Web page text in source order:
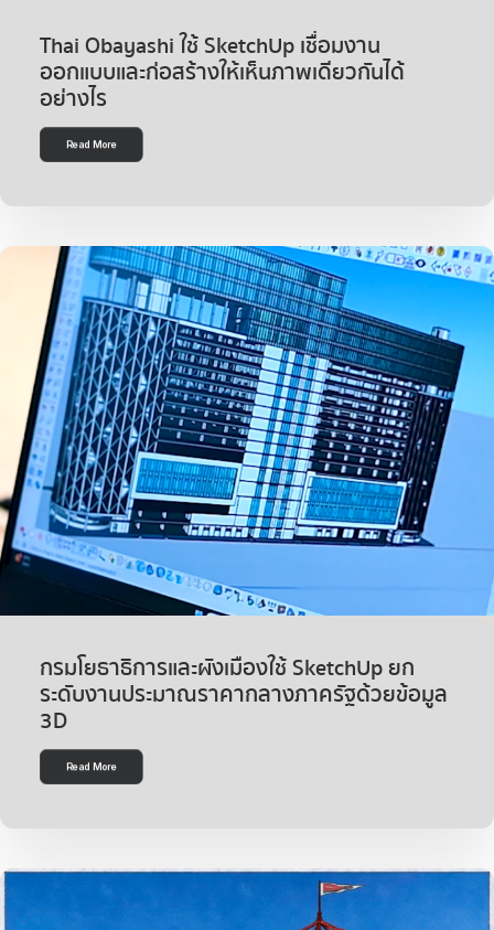
Thai Obayashi ใช้ SketchUp เชื่อมงาน
ออกแบบและก่อสร้างให้เห็นภาพเดียวกันได้
อย่างไร
Read More
กรมโยธาธิการและผังเมืองใช้ SketchUp ยก
ระดับงานประมาณราคากลางภาครัฐด้วยข้อมูล
3D
Read More